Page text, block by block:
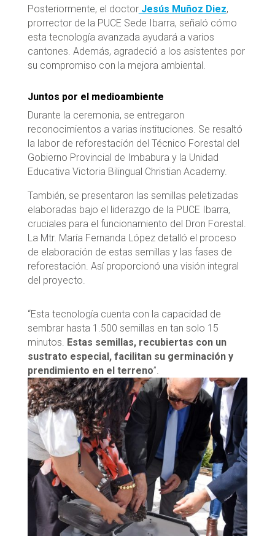
Posteriormente, el doctorJesús Muñoz Diez,
prorrector de la PUCE Sede Ibarra, señaló cómo
esta tecnología avanzada ayudará a varios
cantones. Además, agradeció a los asistentes por
su compromiso con la mejora ambiental.
Juntos por el medioambiente
Durante la ceremonia, se entregaron
reconocimientos a varias instituciones. Se resaltó
la labor de reforestación del Técnico Forestal del
Gobierno Provincial de Imbabura y la Unidad
Educativa Victoria Bilingual Christian Academy.
También, se presentaron las semillas peletizadas
elaboradas bajo el liderazgo de la PUCE Ibarra,
cruciales para el funcionamiento del Dron Forestal.
La Mtr. María Fernanda López detalló el proceso
de elaboración de estas semillas y las fases de
reforestación. Así proporcionó una visión integral
del proyecto.
“Esta tecnología cuenta con la capacidad de
sembrar hasta 1.500 semillas en tan solo 15
minutos. Estas semillas, recubiertas con un
sustrato especial, facilitan su germinación y
prendimiento en el terreno”.